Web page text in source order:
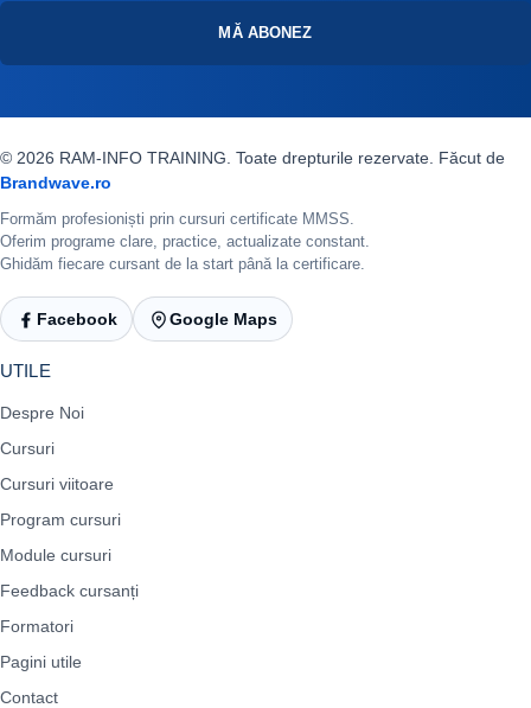
MĂ ABONEZ
© 2026 RAM-INFO TRAINING. Toate drepturile rezervate. Făcut de
Brandwave.ro
Formăm profesioniști prin cursuri certificate MMSS.
Oferim programe clare, practice, actualizate constant.
Ghidăm fiecare cursant de la start până la certificare.
Facebook Google Maps
UTILE
Despre Noi
Cursuri
Cursuri viitoare
Program cursuri
Module cursuri
Feedback cursanți
Formatori
Pagini utile
Contact